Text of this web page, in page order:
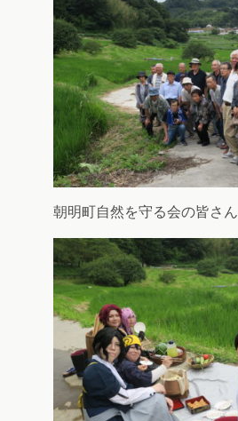
朝明町自然を守る会の皆さん